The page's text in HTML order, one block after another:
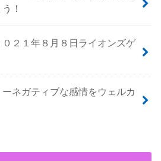
！
２１年８月８日ライオンズゲ
ネガティブな感情をウェルカ